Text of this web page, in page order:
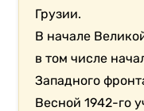
Грузии.
В начале
в том числе
Западного
Весной 1942-го